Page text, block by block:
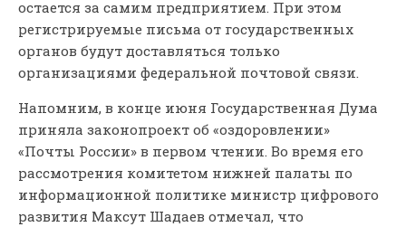
остается за самим предприятием. При этом
регистрируемые письма от государственных
органов будут доставляться только
организациями федеральной почтовой связи.
Напомним, в конце июня Государственная Дума
приняла законопроект об «оздоровлении»
«Почты России» в первом чтении. Во время его
рассмотрения комитетом нижней палаты по
информационной политике министр цифрового
развития Максут Шадаев отмечал, что